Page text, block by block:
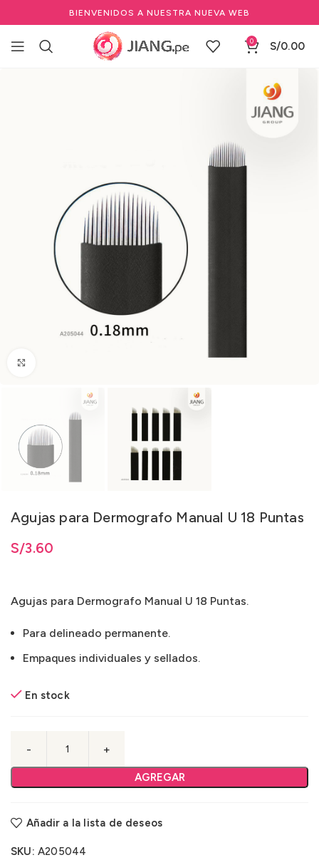
BIENVENIDOS A NUESTRA NUEVA WEB
0 S/0.00
Agujas para Dermografo Manual U 18 Puntas
S/3.60
Agujas para Dermografo Manual U 18 Puntas.
Para delineado permanente.
Empaques individuales y sellados.
En stock
AGREGAR
Añadir a la lista de deseos
SKU: A205044